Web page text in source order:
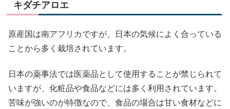
キダチアロエ
原産国は南アフリカですが、日本の気候によく合っている
ことから多く栽培されています。
日本の薬事法では医薬品として使用することが禁じられて
いますが、化粧品や食品などには多く利用されています。
苦味が強いのが特徴なので、食品の場合は甘い食材などに